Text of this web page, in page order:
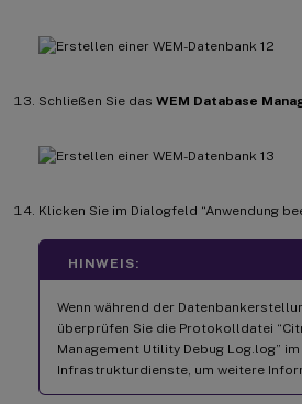
Schließen Sie das WEM Database
Klicken Sie im Dialogfeld “Anwendung
HINWEIS:
Wenn während der
überprüfen Sie die Protokolldatei
Management Utility Debug Log.log”
Infrastrukturdienste, um weitere